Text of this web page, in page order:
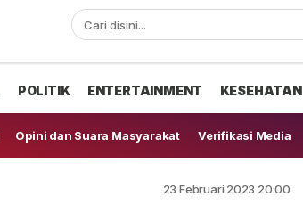
POLITIK ENTERTAINMENT KESEHATAN
Opini dan Suara Masyarakat Verifikasi Media
23 Februari 2023 20:00